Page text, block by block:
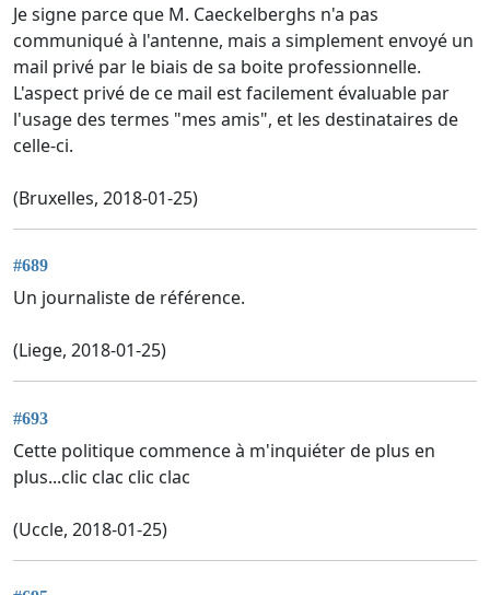
Je signe parce que M. Caeckelberghs n'a pas
communiqué à l'antenne, mais a simplement envoyé un
mail privé par le biais de sa boite professionnelle.
L'aspect privé de ce mail est facilement évaluable par
l'usage des termes "mes amis", et les destinataires de
celle-ci.
(Bruxelles, 2018-01-25)
#689
Un journaliste de référence.
(Liege, 2018-01-25)
#693
Cette politique commence à m'inquiéter de plus en
plus...clic clac clic clac
(Uccle, 2018-01-25)